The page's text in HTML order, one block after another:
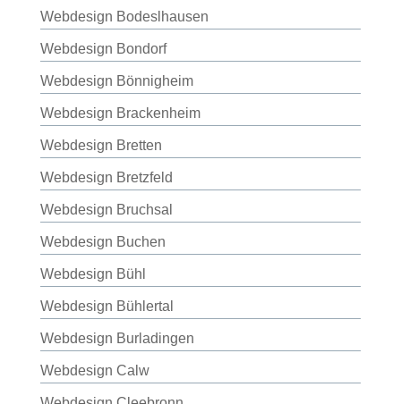
Webdesign Bodeslhausen
Webdesign Bondorf
Webdesign Bönnigheim
Webdesign Brackenheim
Webdesign Bretten
Webdesign Bretzfeld
Webdesign Bruchsal
Webdesign Buchen
Webdesign Bühl
Webdesign Bühlertal
Webdesign Burladingen
Webdesign Calw